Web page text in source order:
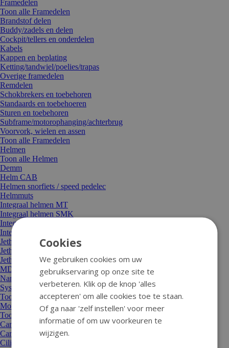
Framedelen
Toon alle Framedelen
Brandstof delen
Buddy/zadels en delen
Cockpit/tellers en onderdelen
Kabels
Kappen en beplating
Ketting/tandwiel/poelies/trapas
Overige framedelen
Remdelen
Schokbrekers en toebehoren
Standaards en toebehoeren
Sturen en toebehoren
Subframe/motorophanging/achterbrug
Voorvork, wielen en assen
Toon alle Framedelen
Helmen
Toon alle Helmen
Demm
Helm CAB
Helmen snorfiets / speed pedelec
Helmmuts
Integraal helmen MT
Integraal helmen SMK
Integraal helmen Tornado
Integraal helmen Vito
Jethelm Tucano
Jethelmen Lem
Jethelmen MT
MDS-onderdelen
Nano-vizier
Systeemhelm Roof
Toon alle Helmen
Motor en aandrijving
Toon alle Motor en aandrijving
Carburateur/sproeier/choke
Carterdeksel
Cilinders, koppen, zuigers
Cookies
We gebruiken cookies om uw
gebruikservaring op onze site te
verbeteren. Klik op de knop 'alles
accepteren' om alle cookies toe te staan.
Of ga naar 'zelf instellen' voor meer
informatie of om uw voorkeuren te
wijzigen.